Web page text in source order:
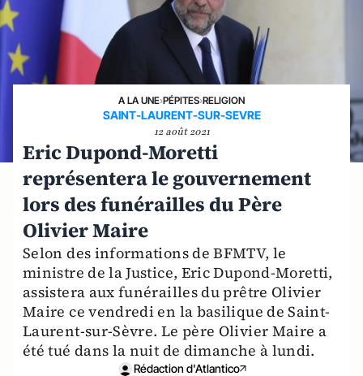
A LA UNE›PÉPITES›RELIGION
SAINT-LAURENT-SUR-SEVRE
12 août 2021
Eric Dupond-Moretti
représentera le gouvernement
lors des funérailles du Père
Olivier Maire
Selon des informations de BFMTV, le
ministre de la Justice, Eric Dupond-Moretti,
assistera aux funérailles du prêtre Olivier
Maire ce vendredi en la basilique de Saint-
Laurent-sur-Sèvre. Le père Olivier Maire a
été tué dans la nuit de dimanche à lundi.
Rédaction d'Atlantico